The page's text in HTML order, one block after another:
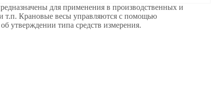
для применения в производственных и
т.п. Крановые весы управляются с помощью
утверждении типа средств измерения.